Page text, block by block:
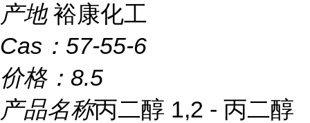
产地 裕康化工
Cas： 57-55-6
价格： 8.5
产品名称丙二醇 1,2 - 丙二醇